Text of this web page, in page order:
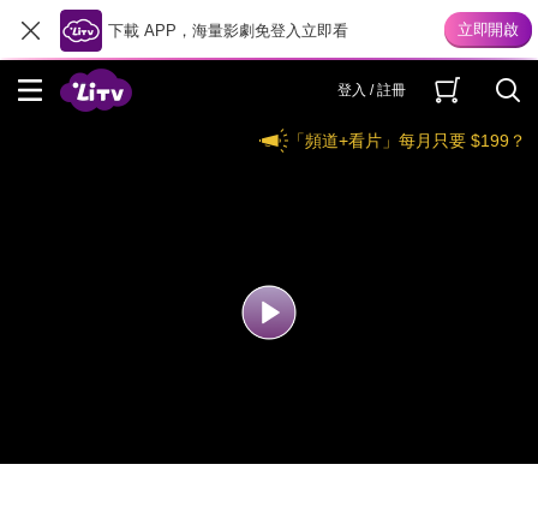
下載 APP，海量影劇免登入立即看
登入 / 註冊
「頻道+看片」每月只要 $199？